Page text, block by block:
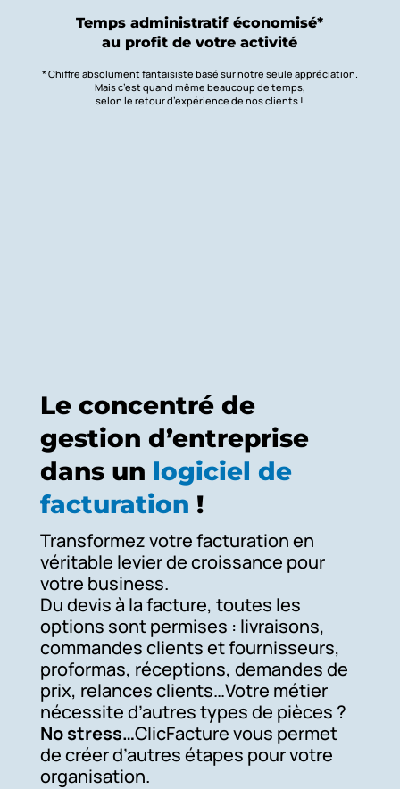
Temps administratif économisé*
au profit de votre activité
* Chiffre absolument fantaisiste basé sur notre seule appréciation.
Mais c’est quand même beaucoup de temps,
selon le retour d’expérience de nos clients !
Le concentré de
gestion d’entreprise
dans un logiciel de
facturation !
Transformez votre facturation en
véritable levier de croissance pour
votre business.
Du devis à la facture, toutes les
options sont permises : livraisons,
commandes clients et fournisseurs,
proformas, réceptions, demandes de
prix, relances clients…Votre métier
nécessite d’autres types de pièces ?
No stress…ClicFacture vous permet
de créer d’autres étapes pour votre
organisation.